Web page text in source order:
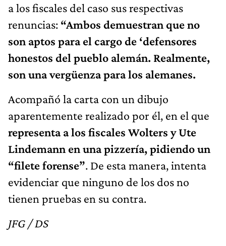
a los fiscales del caso sus respectivas
renuncias: “Ambos demuestran que no
son aptos para el cargo de ‘defensores
honestos del pueblo alemán. Realmente,
son una vergüenza para los alemanes.
Acompañó la carta con un dibujo
aparentemente realizado por él, en el que
representa a los fiscales Wolters y Ute
Lindemann en una pizzería, pidiendo un
“filete forense”. De esta manera, intenta
evidenciar que ninguno de los dos no
tienen pruebas en su contra.
JFG / DS